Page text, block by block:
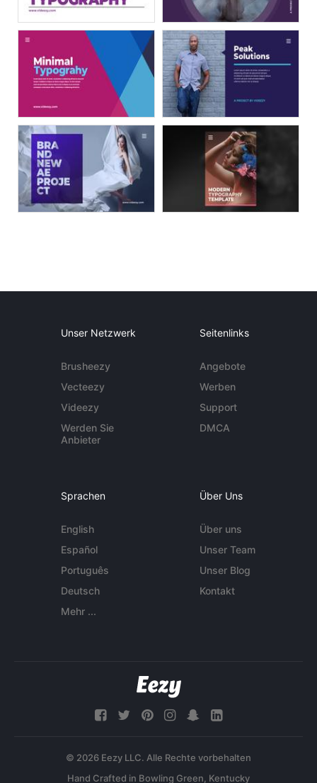
Unser Netzwerk
Brusheezy
Vecteezy
Videezy
Werden Sie
Anbieter
Seitenlinks
Angebote
Werben
Support
DMCA
Sprachen
English
Español
Português
Deutsch
Mehr ...
Über Uns
Über uns
Unser Team
Unser Blog
Kontakt
© 2026 Eezy LLC. Alle Rechte vorbehalten